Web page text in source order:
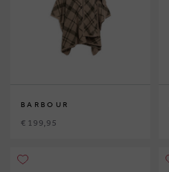
BARBOUR
€ 199,95